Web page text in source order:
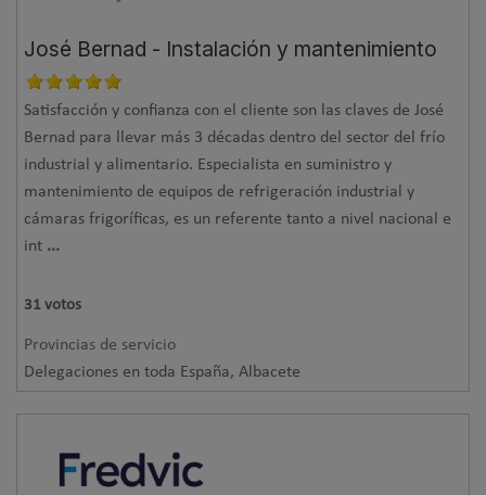
José Bernad - Instalación y mantenimiento
Satisfacción y confianza con el cliente son las claves de José
Bernad para llevar más 3 décadas dentro del sector del frío
industrial y alimentario. Especialista en suministro y
mantenimiento de equipos de refrigeración industrial y
cámaras frigoríficas, es un referente tanto a nivel nacional e
int ...
31 votos
Provincias de servicio
Delegaciones en toda España, Albacete